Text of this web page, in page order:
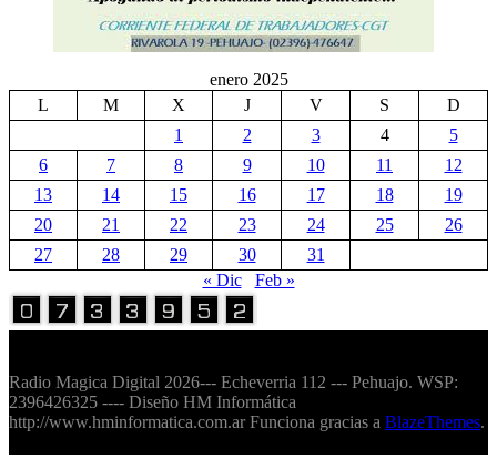
enero 2025
L
M X J V S
D
1
2 3 4
5
6
7 8 9 10 11
12
13
14 15 16 17 18
19
20
21 22 23 24 25
26
27
28 29 30
31
« Dic
Feb »
Radio Magica Digital 2026--- Echeverria 112 --- Pehuajo. WSP:
2396426325 ---- Diseño HM Informática
http://www.hminformatica.com.ar Funciona gracias a BlazeThemes.